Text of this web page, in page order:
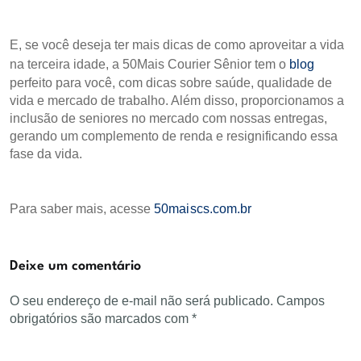
E, se você deseja ter mais dicas de como aproveitar a vida
na terceira idade, a 50Mais Courier Sênior tem o blog
perfeito para você, com dicas sobre saúde, qualidade de
vida e mercado de trabalho. Além disso, proporcionamos a
inclusão de seniores no mercado com nossas entregas,
gerando um complemento de renda e resignificando essa
fase da vida.
Para saber mais, acesse 50maiscs.com.br
Deixe um comentário
O seu endereço de e-mail não será publicado. Campos
obrigatórios são marcados com *